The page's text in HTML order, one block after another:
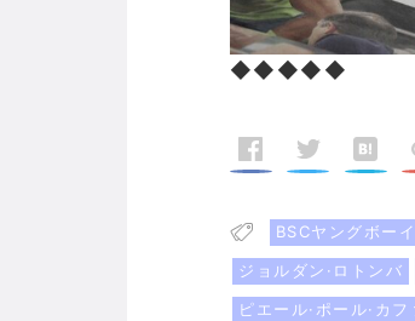
◆◆◆◆◆
BSCヤングボー
ジョルダン·ロトンバ
ピエール·ポール·カフ